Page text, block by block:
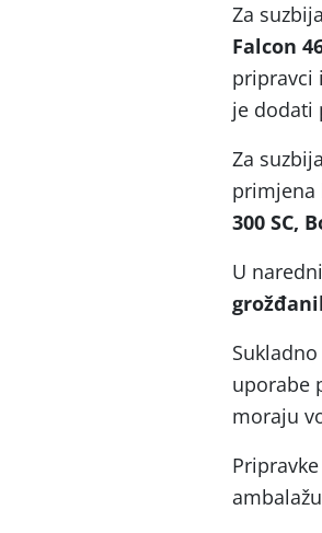
Za
Falcon
pripravci
je dodati
Za
primjena
300 SC,
U
uporabe
moraju